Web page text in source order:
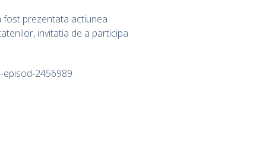
fost prezentata actiunea
invitatia de a participa
2456989